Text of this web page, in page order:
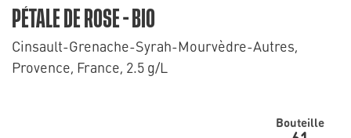
PÉTALE DE ROSE - BIO
Cinsault-Grenache-Syrah-Mourvèdre-Autres,
Provence, France, 2.5 g/L
Bouteille